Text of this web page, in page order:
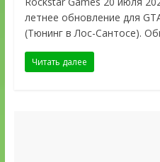
летнее обновление для
(Тюнинг в Лос-Сантосе).
Читать далее